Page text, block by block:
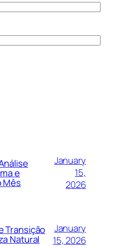
e
Mês
January
15,
2026
Transição
Natural
January
15, 2026